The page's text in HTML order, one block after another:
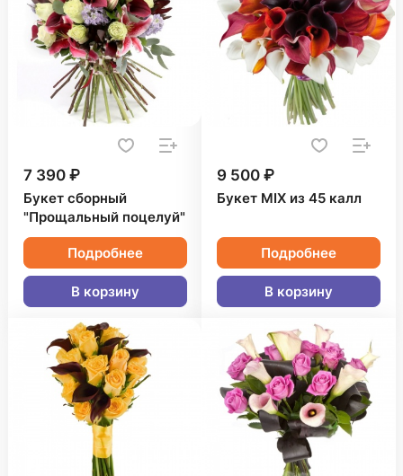
7 390 ₽
Букет сборный
"Прощальный поцелуй"
Подробнее
В корзину
9 500 ₽
Букет MIX из 45 калл
Подробнее
В корзину